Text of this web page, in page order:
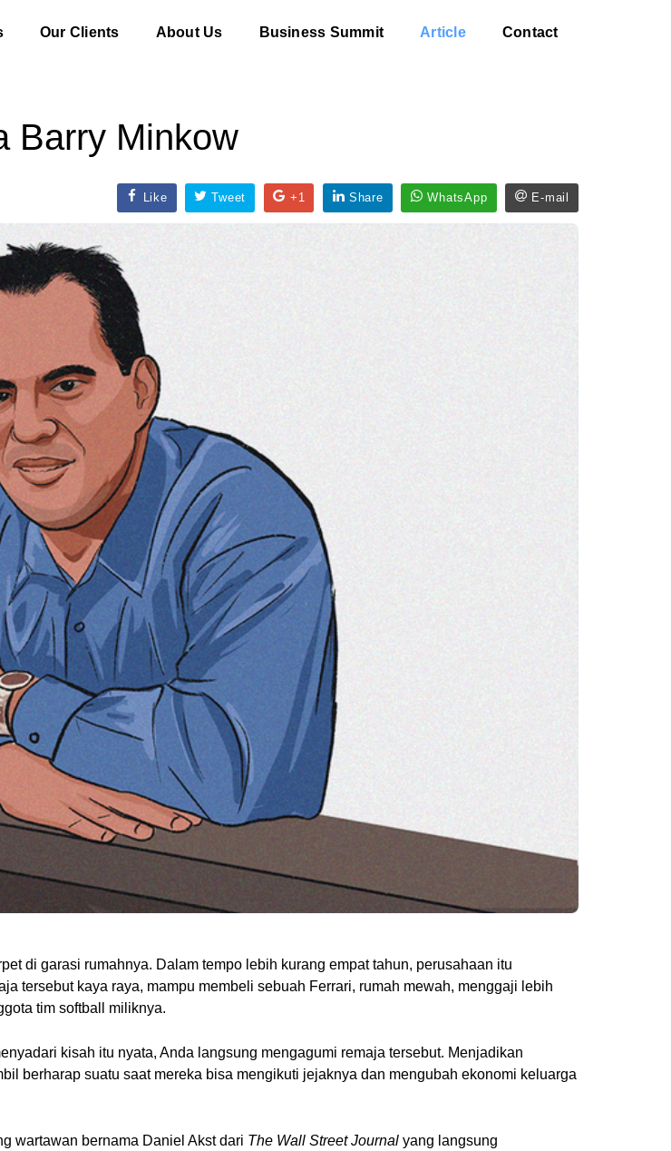
Our Clients About Us Business Summit Article Contact
Barry Minkow
Like Tweet +1 Share WhatsApp E-mail
di garasi rumahnya. Dalam tempo lebih kurang empat tahun, perusahaan itu
tersebut kaya raya, mampu membeli sebuah Ferrari, rumah mewah, menggaji lebih
tim softball miliknya.
kisah itu nyata, Anda langsung mengagumi remaja tersebut. Menjadikan
berharap suatu saat mereka bisa mengikuti jejaknya dan mengubah ekonomi keluarga
wartawan bernama Daniel Akst dari The Wall Street Journal yang langsung